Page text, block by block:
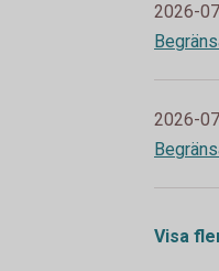
2026-
2026-
Visa